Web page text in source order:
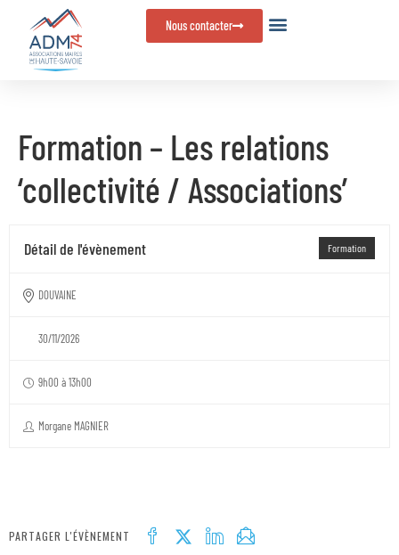
Nous contacter
Formation – Les relations
‘collectivité / Associations’
Formation
Détail de l'évènement
DOUVAINE
30/11/2026
9h00 à 13h00
Morgane MAGNIER
PARTAGER L'ÉVÈNEMENT
Panneau de gestion des cookies